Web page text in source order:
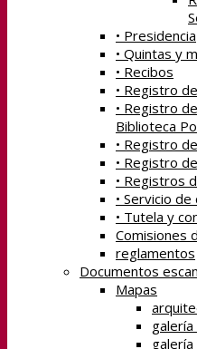
• Presidencia
• Quintas y
• Recibos
• Registro
• Registro
Biblioteca
• Registro
• Registro
• Registros
• Servicio
• Tutela y
Comisiones
reglamentos
Documentos
Mapas
galería